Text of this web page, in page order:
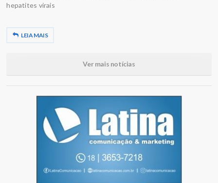
hepatites virais
LEIA MAIS
Ver mais notícias